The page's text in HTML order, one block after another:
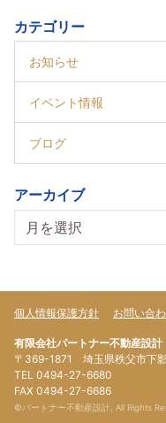
カテゴリー
お知らせ
イベント情報
ブログ
アーカイブ
個人情報保護方針 お問い合
有限会社パートナー不動産設計
〒369-1871 埼玉県秩父市下
TEL 0494-27-6680
FAX 0494-27-6686
©パートナー不動産設計, All Rights